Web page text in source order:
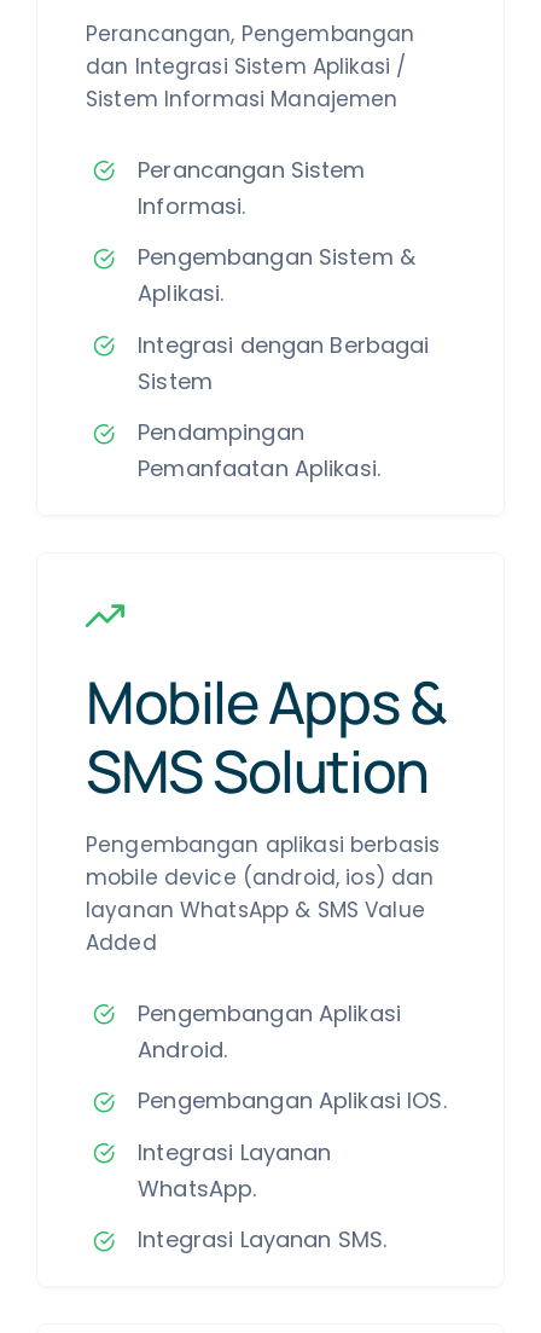
Perancangan, Pengembangan
dan Integrasi Sistem Aplikasi /
Sistem Informasi Manajemen
Perancangan Sistem
Informasi.
Pengembangan Sistem &
Aplikasi.
Integrasi dengan Berbagai
Sistem
Pendampingan
Pemanfaatan Aplikasi.
Mobile Apps &
SMS Solution
Pengembangan aplikasi berbasis
mobile device (android, ios) dan
layanan WhatsApp & SMS Value
Added
Pengembangan Aplikasi
Android.
Pengembangan Aplikasi IOS.
Integrasi Layanan
WhatsApp.
Integrasi Layanan SMS.